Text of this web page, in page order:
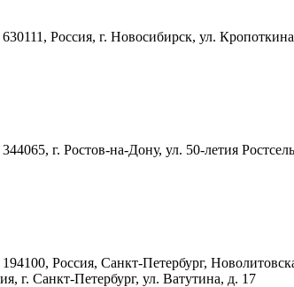
630111, Россия, г. Новосибирск, ул.
г. Ростов-на-Дону, ул. 50-летия
194100, Россия, Санкт-Петербург,
г. Санкт-Петербург, ул. Ватутина, д. 17